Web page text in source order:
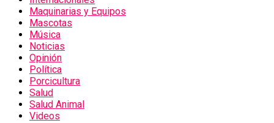
Maquinarias y Equipos
Mascotas
Música
Noticias
Opinión
Política
Porcicultura
Salud
Salud Animal
Videos